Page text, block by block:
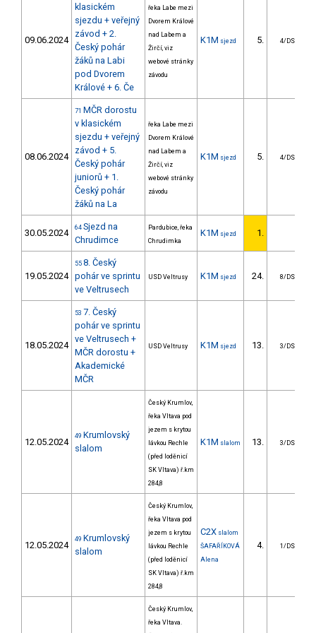
09.06.2024
klasickém
sjezdu + veřejný
závod + 2.
Český pohár
žáků na Labi
pod Dvorem
Králové + 6. Če
řeka Labe mezi
Dvorem Králové
nad Labem a
Žirčí, viz
webové stránky
závodu
K1M sjezd 5. 4/DS
08.06.2024
71 MČR dorostu
v klasickém
sjezdu + veřejný
závod + 5.
Český pohár
juniorů + 1.
Český pohár
žáků na La
řeka Labe mezi
Dvorem Králové
nad Labem a
Žirčí, viz
webové stránky
závodu
K1M sjezd 5. 4/DS
30.05.2024 64 Sjezd na
Chrudimce
Pardubice, řeka
Chrudimka
K1M sjezd 1.
19.05.2024
55 8. Český
pohár ve sprintu
ve Veltrusech
USD Veltrusy K1M sjezd 24. 8/DS
18.05.2024
53 7. Český
pohár ve sprintu
ve Veltrusech +
MČR dorostu +
Akademické
MČR
USD Veltrusy K1M sjezd 13. 3/DS
12.05.2024
49 Krumlovský
slalom
Český Krumlov,
řeka Vltava pod
jezem s krytou
lávkou Rechle
(před loděnicí
SK Vltava) ř.km
284,8
K1M slalom 13. 3/DS
12.05.2024
49 Krumlovský
slalom
Český Krumlov,
řeka Vltava pod
jezem s krytou
lávkou Rechle
(před loděnicí
SK Vltava) ř.km
284,8
C2X slalom
ŠAFAŘÍKOVÁ
Alena
4. 1/DS
Český Krumlov,
řeka Vltava.